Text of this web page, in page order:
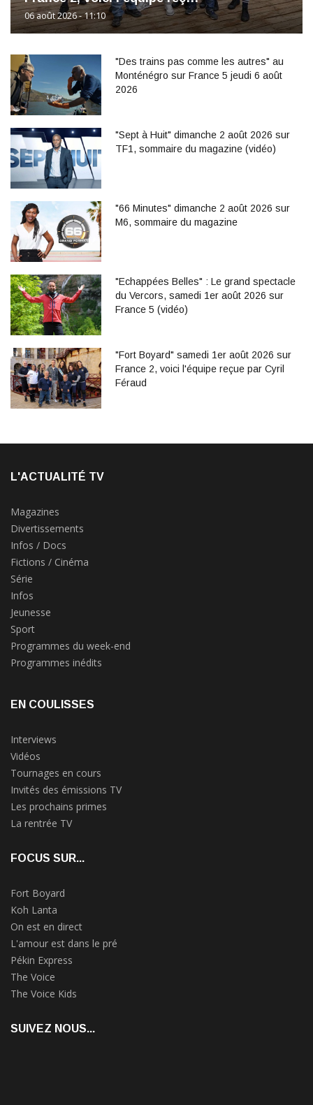
06 août 2026 - 11:10
"Des trains pas comme les autres" au
Monténégro sur France 5 jeudi 6 août
2026
"Sept à Huit" dimanche 2 août 2026 sur
TF1, sommaire du magazine (vidéo)
"66 Minutes" dimanche 2 août 2026 sur
M6, sommaire du magazine
"Echappées Belles" : Le grand spectacle
du Vercors, samedi 1er août 2026 sur
France 5 (vidéo)
"Fort Boyard" samedi 1er août 2026 sur
France 2, voici l'équipe reçue par Cyril
Féraud
L'ACTUALITÉ TV
Magazines
Divertissements
Infos / Docs
Fictions / Cinéma
Série
Infos
Jeunesse
Sport
Programmes du week-end
Programmes inédits
EN COULISSES
Interviews
Vidéos
Tournages en cours
Invités des émissions TV
Les prochains primes
La rentrée TV
FOCUS SUR...
Fort Boyard
Koh Lanta
On est en direct
L'amour est dans le pré
Pékin Express
The Voice
The Voice Kids
SUIVEZ NOUS...